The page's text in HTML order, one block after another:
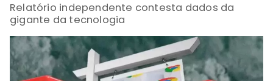
Relatório independente contesta dados da
gigante da tecnologia